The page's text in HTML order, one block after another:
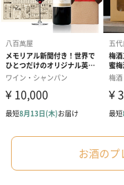
スキンケアグッズ
スキンケアグッズを同梱
お酒のプ